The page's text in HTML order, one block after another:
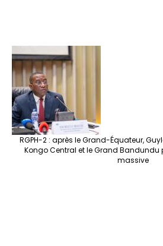
RGPH-2 : après le Grand-Équateur,
Kongo Central et le Grand
massive